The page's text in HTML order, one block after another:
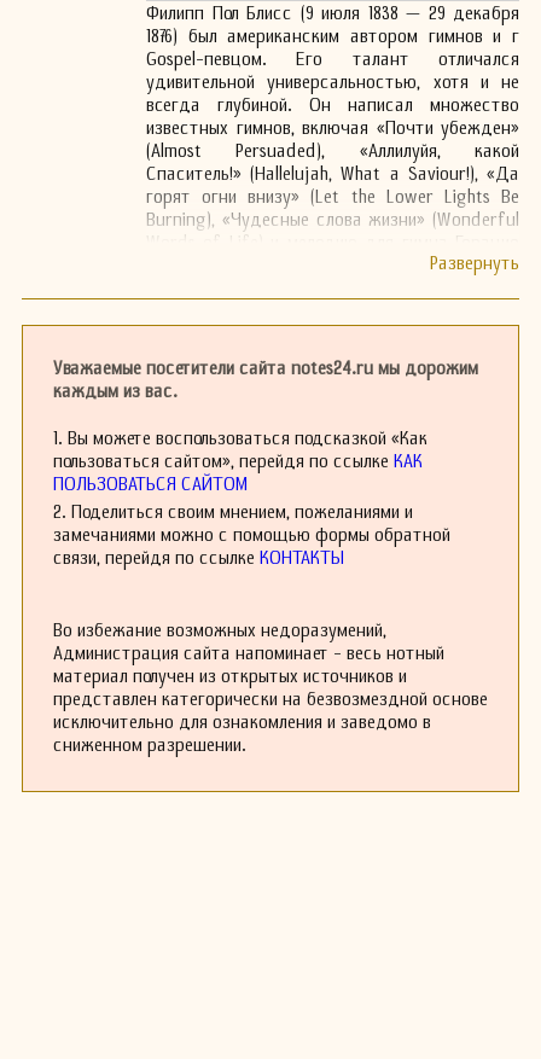
Филипп Пол Блисс (9 июля 1838 — 29 декабря
1876) был американским автором гимнов и г
Gospel-певцом. Его талант отличался
удивительной универсальностью, хотя и не
всегда глубиной. Он написал множество
известных гимнов, включая «Почти убежден»
(Almost Persuaded), «Аллилуйя, какой
Спаситель!» (Hallelujah, What a Saviour!), «Да
горят огни внизу» (Let the Lower Lights Be
Burning), «Чудесные слова жизни» (Wonderful
Words of Life) и мелодию для гимна Горацио
Спафорда «Со моей душой все хорошо» (It Is
свою карьеру как певец и композитор, быстро
завоевав популярность в христианских кругах.
трогательными композициями, которые часто
исполнялись на евангелистских собрании.
Его наибольшую известность принесли именно
верующих. Они отличались простотой и
глубокой духовностью, что сделало их
любимыми в разных протестантских
К сожалению, жизнь Филипа Поля Блисса
трагически оборвалась в результате крушения
поезда в 1876 году, когда он возвращался с
евангелистской миссии. Несмотря на это, его
музыкальное наследие продолжает жить и
сегодня, и многие его гимны продолжают
исполняться по всему миру.
Филипп Пол Блисс оставил неизгладимый след
Уважаемые посетители сайта notes24.ru мы дорожим
каждым из вас.
1. Вы можете воспользоваться подсказкой «Как
пользоваться сайтом», перейдя по ссылке КАК
ПОЛЬЗОВАТЬСЯ САЙТОМ
2. Поделиться своим мнением, пожеланиями и
замечаниями можно с помощью формы обратной
связи, перейдя по ссылке КОНТАКТЫ
Во избежание возможных недоразумений,
Администрация сайта напоминает - весь нотный
материал получен из открытых источников и
представлен категорически на безвозмездной основе
исключительно для ознакомления и заведомо в
сниженном разрешении.